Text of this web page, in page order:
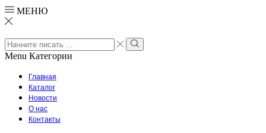
МЕНЮ
Search
input
Search
Menu Категории
Главная
Каталог
Новости
О нас
Контакты